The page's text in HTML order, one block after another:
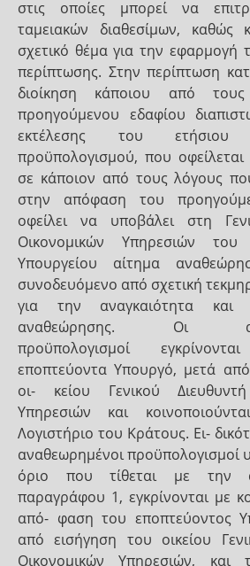
στις οποίες μπορεί να
ταμειακών διαθεσίμων, καθώς
σχετικό θέμα για την εφαρμογή
περίπτωσης. Στην περίπτωση
διοίκηση κάποιου από
προηγούμενου εδαφίου
εκτέλεσης του ετήσιου
προϋπολογισμού, που οφείλεται
σε κάποιον από τους λόγους
στην απόφαση του
οφείλει να υποβάλει στη
Οικονομικών Υπηρεσιών του
Υπουργείου αίτημα
συνοδευόμενο από σχετική
για την αναγκαιότητα και
αναθεώρησης. Οι
προϋπολογισμοί
εποπτεύοντα Υπουργό, μετά
οι- κείου Γενικού
Υπηρεσιών και
Λογιστήριο του Κράτους. Ει-
αναθεωρημένοι προϋπολογισμοί
όριο που τίθεται με την
παραγράφου 1, εγκρίνονται με
από- φαση του εποπτεύοντος
από εισήγηση του οικείου
Οικονομικών Υπηρεσιών, και